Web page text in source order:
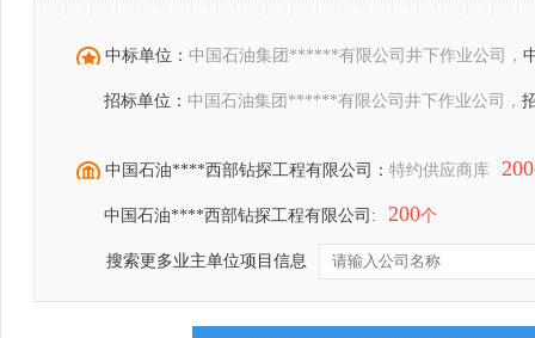
中标单位： 中国石油集团******有限公司井下作业公司，
招标单位： 中国石油集团******有限公司井下作业公司，
中国石油****西部钻探工程有限公司： 特约供应商库 200
中国石油****西部钻探工程有限公司: 200个
搜索更多业主单位项目信息